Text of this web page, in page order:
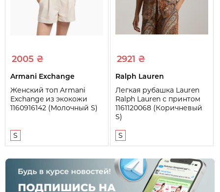
2005 ₴
Armani Exchange
Женский топ Armani
Exchange из экокожи
1160916142 (Молочный S)
S
2921 ₴
Ralph Lauren
Легкая рубашка Lauren
Ralph Lauren с принтом
1161120068 (Коричневый
S)
S